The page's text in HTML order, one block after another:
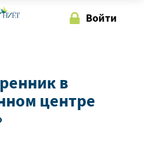
Войти
в
центре